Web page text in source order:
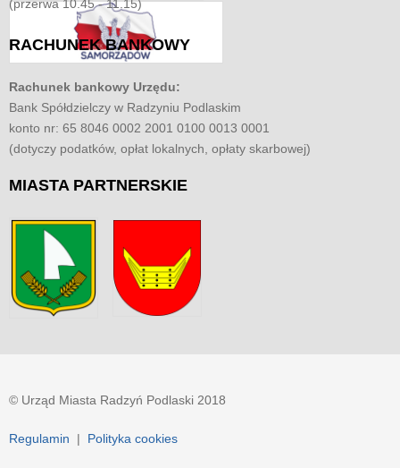
(przerwa 10.45 - 11.15)
RACHUNEKBANKOWY
Rachunek bankowy Urzędu:
Bank Spółdzielczy w Radzyniu Podlaskim
konto nr: 65 8046 0002 2001 0100 0013 0001
(dotyczy podatków, opłat lokalnych, opłaty skarbowej)
MIASTAPARTNERSKIE
© Urząd Miasta Radzyń Podlaski 2018
Regulamin | Polityka cookies